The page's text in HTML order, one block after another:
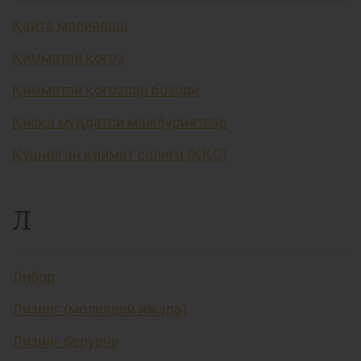
Қайта молиялаш
Қимматли қоғоз
Қимматли қоғозлар бозори
Қисқа муддатли мажбуриятлар
Қўшилган қиймат солиғи (ҚҚС)
Л
Либор
Лизинг (молиявий ижара)
Лизинг берувчи